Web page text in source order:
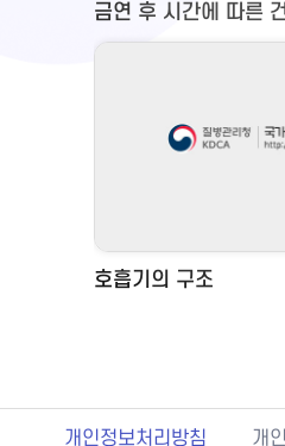
금연 후 시간에 따른
호흡기의 구조
개인정보처리방침 개